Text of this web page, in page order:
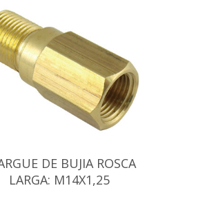
DE BUJIA ROSCA
LARGA: M14X1,25